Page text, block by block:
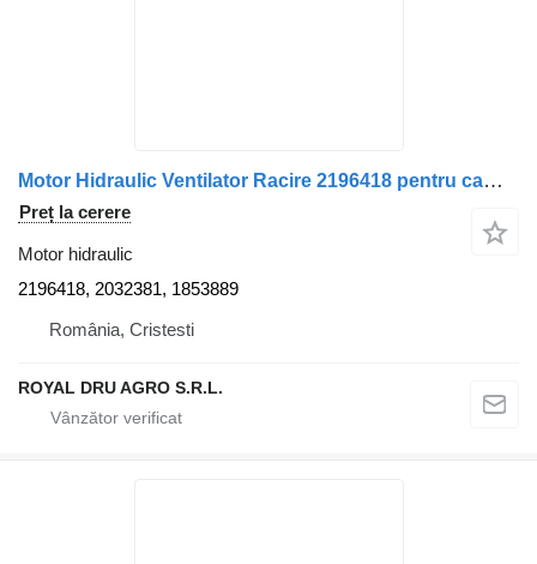
Motor Hidraulic Ventilator Racire 2196418 pentru camion Scania 2196418 2032381 1853889
Preț la cerere
Motor hidraulic
2196418, 2032381, 1853889
România, Cristesti
ROYAL DRU AGRO S.R.L.